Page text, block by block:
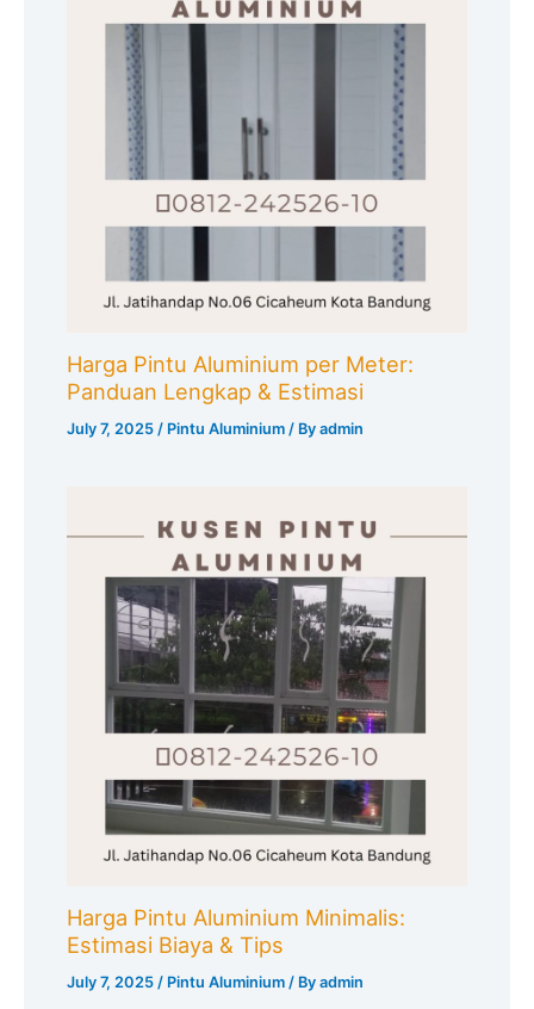
Harga Pintu Aluminium per Meter:
Panduan Lengkap & Estimasi
July 7, 2025 / Pintu Aluminium / Byadmin
Harga Pintu Aluminium Minimalis:
Estimasi Biaya & Tips
July 7, 2025 / Pintu Aluminium / Byadmin